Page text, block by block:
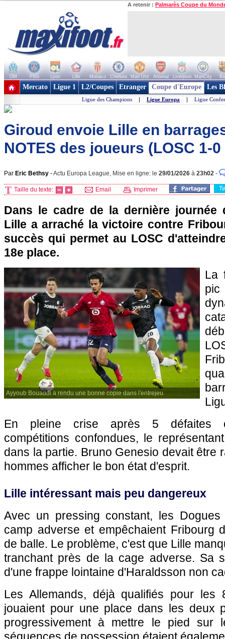
A retenir : Palmarès Coupe du
OM PSG Lyon Lille Monaco Chelsea Man Utd Arsenal Liverpool ManCity
+ de clubs
Mercato Ligue 1 L2/Coupes Etranger Coupe d'Europe Les
Ligue des Champions | Ligue Europa | Ligue
Giroud envoie Lille en
NOTES des joueurs (LOSC 1-
Par Eric Bethsy -Actu Europa League, Mise en ligne: le 29/01/2026 à 23h02 -
Taille du texte: Email Imprimer
Dans le cadre de la dernière journée
Lille a arraché la victoire contre
succès qui permet au LOSC
18e place.
Ayyoub Bouaddi a rendu une bonne copie dans l'entrejeu.
La
pic
En pleine crise après 5 défaites
compétitions confondues, le
dans la partie. Bruno Genesio devait être
hommes afficher le bon état d'esprit.
Lille intéressant mais peu dangereux
Avec un pressing constant, les
camp adverse et empêchaient Fribourg
de balle. Le problème, c'est que Lille
tranchant près de la cage adverse. Sa
d'une frappe lointaine d'Haraldsson non
Les Allemands, déjà qualifiés pour
jouaient pour une place dans les deux
progressivement à mettre le pied sur